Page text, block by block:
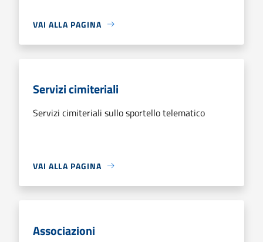
VAI ALLA PAGINA
Servizi cimiteriali
Servizi cimiteriali sullo sportello telematico
VAI ALLA PAGINA
Associazioni